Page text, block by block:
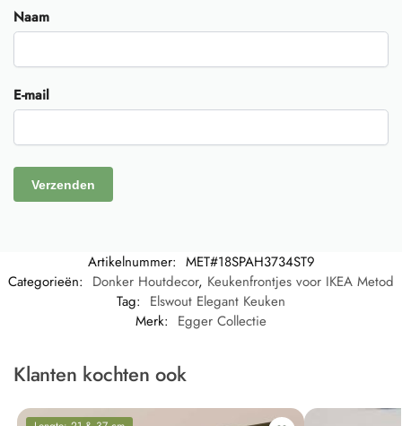
Naam
E-mail
Artikelnummer: MET#18SPAH3734ST9
Categorieën: Donker Houtdecor, Keukenfrontjes voor IKEA Metod
Tag: Elswout Elegant Keuken
Merk: Egger Collectie
Klanten kochten ook